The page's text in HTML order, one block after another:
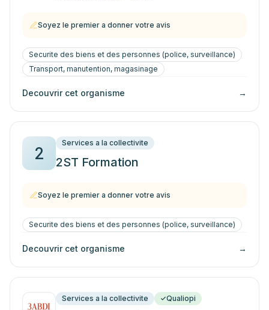
Soyez le premier a donner votre avis
Securite des biens et des personnes (police, surveillance)
Transport, manutention, magasinage
Decouvrir cet organisme →
2
Services a la collectivite
2ST Formation
Soyez le premier a donner votre avis
Securite des biens et des personnes (police, surveillance)
Decouvrir cet organisme →
Services a la collectivite Qualiopi